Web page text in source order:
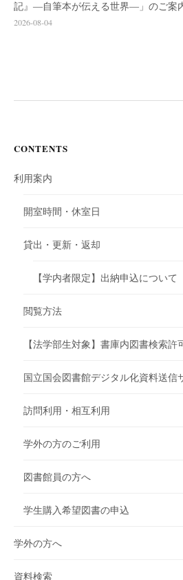
記』―自筆本が伝える世界―」のご案
2026-08-04
CONTENTS
利用案内
開室時間・休室日
貸出・更新・返却
【学内者限定】出納申込について
閲覧方法
【法学部生対象】書庫内図書検索許
国立国会図書館デジタル化資料送信
訪問利用・相互利用
学外の方のご利用
図書館員の方へ
学生購入希望図書の申込
学外の方へ
資料検索